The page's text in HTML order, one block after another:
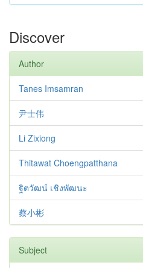
Discover
Author
Tanes Imsamran
尹士伟
Li Zixiong
Thitawat Choengpatthana
ฐิตวัฒน์ เชิงพัฒนะ
蔡小彬
Subject